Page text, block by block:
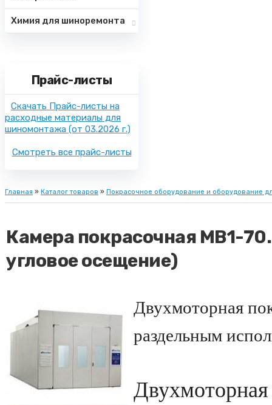
Химия для шиноремонта
Прайс-листы
Скачать Прайс-листы на
расходные материалы для
шиномонтажа (от 03.2026 г.)
Смотреть все прайс-листы
Главная » Каталог товаров » Покрасочное оборудование и оборудование
Камера покрасочная MB1-
угловое осещение)
Двухмоторная
раздельным
Двухмоторная